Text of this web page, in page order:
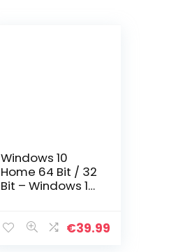
Windows 10
Home 64 Bit / 32
Bit – Windows 10
for 1 PC
€39.99